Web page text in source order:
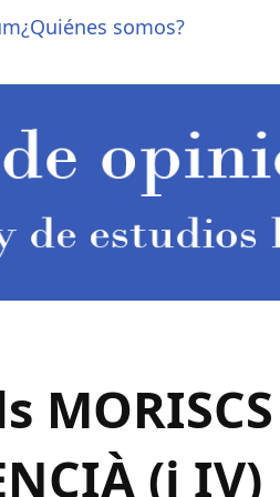
¿Quiénes somos?
(i IV)